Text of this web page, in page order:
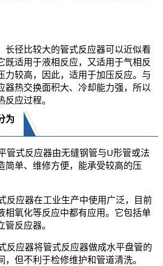
长径比较大的管式反应器可以近似看
既适用于液相反应，又适用于气相反
力较高，因此，适用于加压反应。与
器热交换面积大、冷却能力强，所以
应过程。
为
管式反应器由无缝钢管与U形管或法
简单、维修方便，能承受较高的压
反应器在工业生产中使用广泛，目前
相氧化等反应中都有应用。它包括单
反应器。
应器将管式反应器做成水平盘管的
但不利于检修维护和管道清洗。